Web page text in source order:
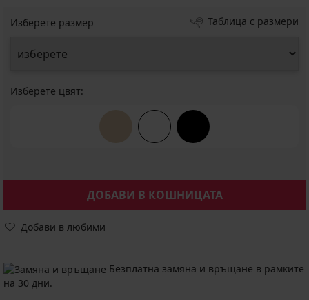
Изберете размер Таблица с размери
Изберете цвят:
ДОБАВИ В КОШНИЦАТА
Добави в любими
Безплатна замяна и връщане в рамките
на 30 дни.